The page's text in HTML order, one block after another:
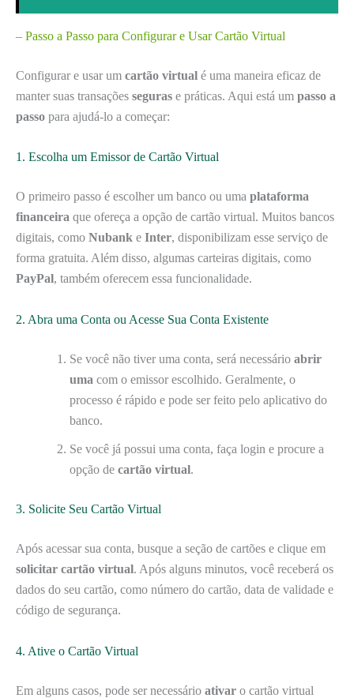
– Passo a Passo para Configurar e Usar Cartão Virtual
Configurar e usar um cartão virtual é uma maneira eficaz de
manter suas transações seguras e práticas. Aqui está um passo a
passo para ajudá-lo a começar:
1. Escolha um Emissor de Cartão Virtual
O primeiro passo é escolher um banco ou uma plataforma
financeira que ofereça a opção de cartão virtual. Muitos bancos
digitais, como Nubank e Inter, disponibilizam esse serviço de
forma gratuita. Além disso, algumas carteiras digitais, como
PayPal, também oferecem essa funcionalidade.
2. Abra uma Conta ou Acesse Sua Conta Existente
Se você não tiver uma conta, será necessário abrir
uma com o emissor escolhido. Geralmente, o
processo é rápido e pode ser feito pelo aplicativo do
banco.
Se você já possui uma conta, faça login e procure a
opção de cartão virtual.
3. Solicite Seu Cartão Virtual
Após acessar sua conta, busque a seção de cartões e clique em
solicitar cartão virtual. Após alguns minutos, você receberá os
dados do seu cartão, como número do cartão, data de validade e
código de segurança.
4. Ative o Cartão Virtual
Em alguns casos, pode ser necessário ativar o cartão virtual